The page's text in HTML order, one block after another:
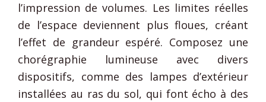
l’impression de volumes. Les limites réelles
de l’espace deviennent plus floues, créant
l’effet de grandeur espéré. Composez une
chorégraphie lumineuse avec divers
dispositifs, comme des lampes d’extérieur
installées au ras du sol, qui font écho à des